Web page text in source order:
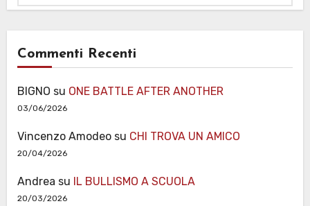
Commenti Recenti
BIGNO su ONE BATTLE AFTER ANOTHER
03/06/2026
Vincenzo Amodeosu CHI TROVA UN AMICO
20/04/2026
Andrea su IL BULLISMO A SCUOLA
20/03/2026